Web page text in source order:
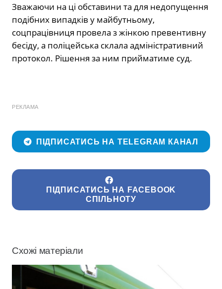
Зважаючи на ці обставини та для недопущення
подібних випадків у майбутньому,
соцпрацівниця провела з жінкою превентивну
бесіду, а поліцейська склала адміністративний
протокол. Рішення за ним прийматиме суд.
РЕКЛАМА
ПІДПИСАТИСЬ НА TELEGRAM КАНАЛ
ПІДПИСАТИСЬ НА FACEBOOK
СПІЛЬНОТУ
Схожі матеріали